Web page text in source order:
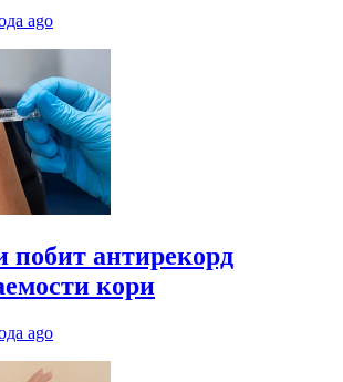
ago
побит антирекорд
кори
ago